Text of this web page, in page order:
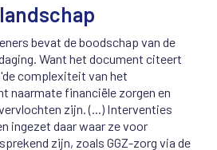
bevat de boodschap van de
Want het document citeert
complexiteit van het
naarmate financiële zorgen en
zijn. (...) Interventies
ingezet daar waar ze voor
zijn, zoals GGZ-zorg via de